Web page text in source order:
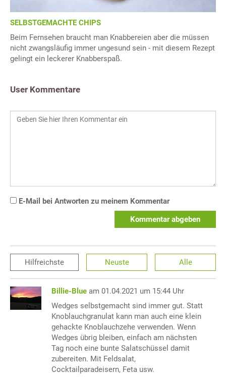
SELBSTGEMACHTE CHIPS
Beim Fernsehen braucht man Knabbereien aber die müssen
nicht zwangsläufig immer ungesund sein - mit diesem Rezept
gelingt ein leckerer Knabberspaß.
User Kommentare
E-Mail bei Antworten zu meinem Kommentar
Kommentar abgeben
Hilfreichste Neuste Alle
Billie-Blue am 01.04.2021 um 15:44 Uhr
Wedges selbstgemacht sind immer gut. Statt
Knoblauchgranulat kann man auch eine klein
gehackte Knoblauchzehe verwenden. Wenn
Wedges übrig bleiben, einfach am nächsten
Tag noch eine bunte Salatschüssel damit
zubereiten. Mit Feldsalat,
Cocktailparadeisern, Feta usw.